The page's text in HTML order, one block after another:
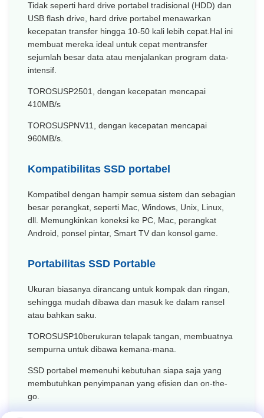
Tidak seperti hard drive portabel tradisional (HDD) dan
USB flash drive, hard drive portabel menawarkan
kecepatan transfer hingga 10-50 kali lebih cepat.Hal ini
membuat mereka ideal untuk cepat mentransfer
sejumlah besar data atau menjalankan program data-
intensif.
TOROSUSP2501
, dengan kecepatan mencapai
410MB/s
TOROSUSPNV11
, dengan kecepatan mencapai
960MB/s.
Kompatibilitas SSD portabel
Kompatibel dengan hampir semua sistem dan sebagian
besar perangkat, seperti Mac, Windows, Unix, Linux,
dll. Memungkinkan koneksi ke PC, Mac, perangkat
Android, ponsel pintar, Smart TV dan konsol game.
Portabilitas SSD Portable
Ukuran biasanya dirancang untuk kompak dan ringan,
sehingga mudah dibawa dan masuk ke dalam ransel
atau bahkan saku.
TOROSUSP10berukuran telapak tangan, membuatnya
sempurna untuk dibawa kemana-mana.
SSD portabel memenuhi kebutuhan siapa saja yang
membutuhkan penyimpanan yang efisien dan on-the-
go.